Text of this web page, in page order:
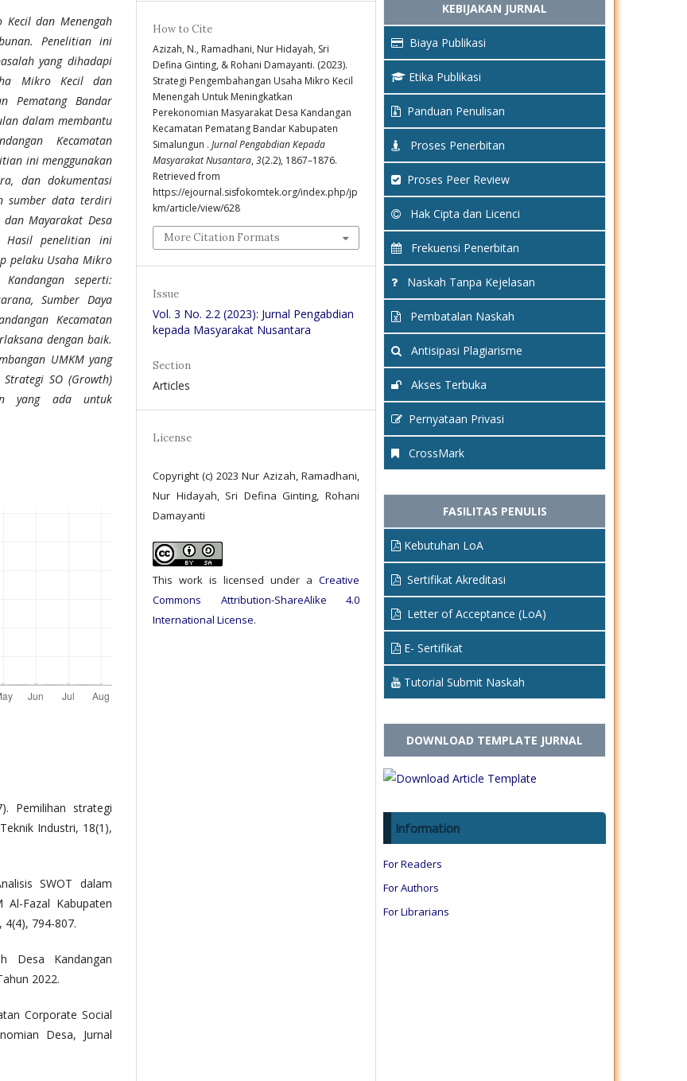
dan Menengah
Penelitian ini
yang dihadapi
Mikro Kecil dan
Pematang Bandar
dalam membantu
Kecamatan
ini menggunakan
dan dokumentasi
sumber data terdiri
dan Mayarakat Desa
Hasil penelitian ini
pelaku Usaha Mikro
seperti:
Sumber Daya
Kecamatan
dengan baik.
UMKM yang
SO (Growth)
yang ada untuk
Pemilihan strategi
Industri, 18(1),
SWOT dalam
Al-Fazal Kabupaten
4(4), 794-807.
Desa Kandangan
2022.
Corporate Social
Desa, Jurnal
How to Cite
Azizah, N., Ramadhani, Nur Hidayah, Sri
Defina Ginting, & Rohani Damayanti. (2023).
Strategi Pengembahangan Usaha Mikro Kecil
Menengah Untuk Meningkatkan
Perekonomian Masyarakat Desa Kandangan
Kecamatan Pematang Bandar Kabupaten
Simalungun . Jurnal Pengabdian Kepada
Masyarakat Nusantara, 3(2.2), 1867–1876.
Retrieved from
https://ejournal.sisfokomtek.org/index.php/jp
km/article/view/628
More Citation Formats
Issue
Vol. 3 No. 2.2 (2023): Jurnal Pengabdian
kepada Masyarakat Nusantara
Section
Articles
License
Copyright (c) 2023 Nur Azizah, Ramadhani,
Nur Hidayah, Sri Defina Ginting, Rohani
Damayanti
This work is licensed under a Creative
Commons Attribution-ShareAlike 4.0
International License.
KEBIJAKAN JURNAL
Biaya Publikasi
Etika Publikasi
Panduan Penulisan
Proses Penerbitan
Proses Peer Review
Hak Cipta dan Licenci
Frekuensi Penerbitan
Naskah Tanpa Kejelasan
Pembatalan Naskah
Antisipasi Plagiarisme
Akses Terbuka
Pernyataan Privasi
CrossMark
FASILITAS PENULIS
Kebutuhan LoA
Sertifikat Akreditasi
Letter of Acceptance (LoA)
E- Sertifikat
Tutorial Submit Naskah
DOWNLOAD TEMPLATE JURNAL
Information
For Readers
For Authors
For Librarians